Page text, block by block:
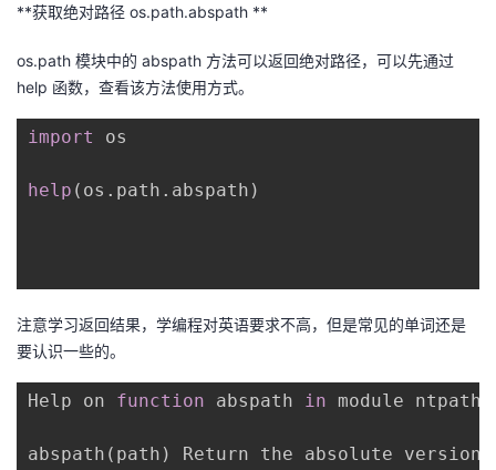
**获取绝对路径 os.path.abspath **
os.path 模块中的 abspath 方法可以返回绝对路径，可以先通过
help 函数，查看该方法使用方式。
import os
help ( os . path . abspath )
注意学习返回结果，学编程对英语要求不高，但是常见的单词还是
要认识一些的。
Help on function abspath in module ntpath:
abspath ( path ) Return the absolute